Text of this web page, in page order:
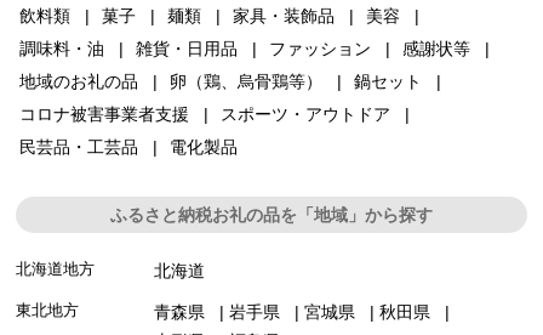
飲料類
菓子 麺類 家具・装飾品
美容
調味料・油
雑貨・日用品 ファッション
感謝状等
地域のお礼の品
卵（鶏、烏骨鶏等）
鍋セット
コロナ被害事業者支援
スポーツ・アウトドア
民芸品・工芸品
電化製品
ふるさと納税お礼の品を「地域」から探す
北海道地方 北海道
東北地方 青森県 岩手県 宮城県
秋田県